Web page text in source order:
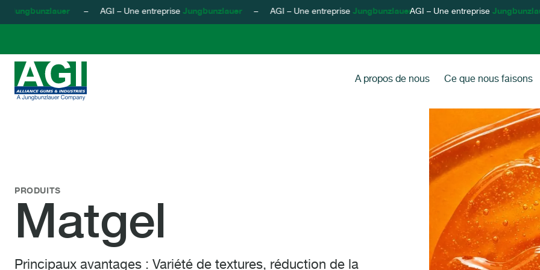
– AGI – Une entrepriseJungbunzlauer– AGI – Une entrepriseJungbunzlauerAGI – Une entrepriseJungbunzlauer
AGI - Alliance Gums & Industries
Primary
A propos de nous Ce que nous faisons
et sur-
PRODUITS
Matgel
Principaux avantages : Variété de textures, réduction de la